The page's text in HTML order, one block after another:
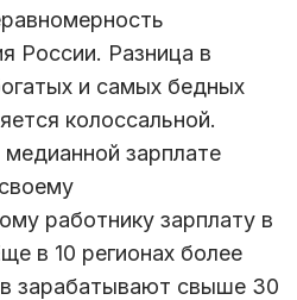
России. Разница в
и самых бедных
колоссальной.
зарплате
работнику зарплату в
в 10 регионах более
зарабатывают свыше 30